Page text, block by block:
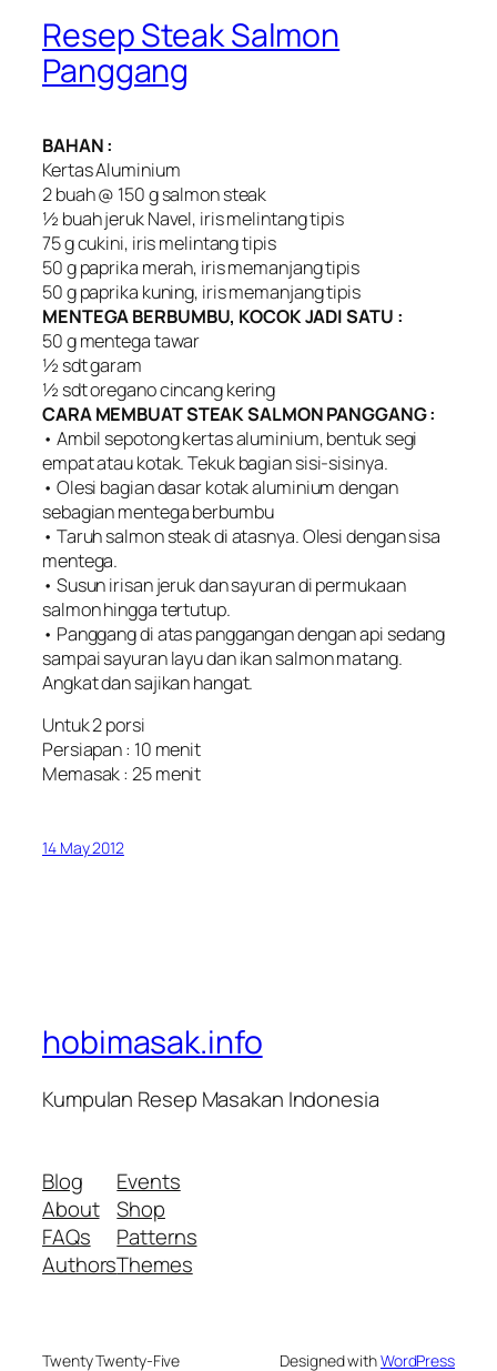
Resep Steak Salmon
Panggang
BAHAN :
Kertas Aluminium
2 buah @ 150 g salmon steak
½ buah jeruk Navel, iris melintang tipis
75 g cukini, iris melintang tipis
50 g paprika merah, iris memanjang tipis
50 g paprika kuning, iris memanjang tipis
MENTEGA BERBUMBU, KOCOK JADI SATU :
50 g mentega tawar
½ sdt garam
½ sdt oregano cincang kering
CARA MEMBUAT STEAK SALMON PANGGANG :
• Ambil sepotong kertas aluminium, bentuk segi
empat atau kotak. Tekuk bagian sisi-sisinya.
• Olesi bagian dasar kotak aluminium dengan
sebagian mentega berbumbu
• Taruh salmon steak di atasnya. Olesi dengan sisa
mentega.
• Susun irisan jeruk dan sayuran di permukaan
salmon hingga tertutup.
• Panggang di atas panggangan dengan api sedang
sampai sayuran layu dan ikan salmon matang.
Angkat dan sajikan hangat.
Untuk 2 porsi
Persiapan : 10 menit
Memasak : 25 menit
14 May 2012
hobimasak.info
Kumpulan Resep Masakan Indonesia
Blog
About
FAQs
Authors
Events
Shop
Patterns
Themes
Twenty Twenty-Five Designed withWordPress